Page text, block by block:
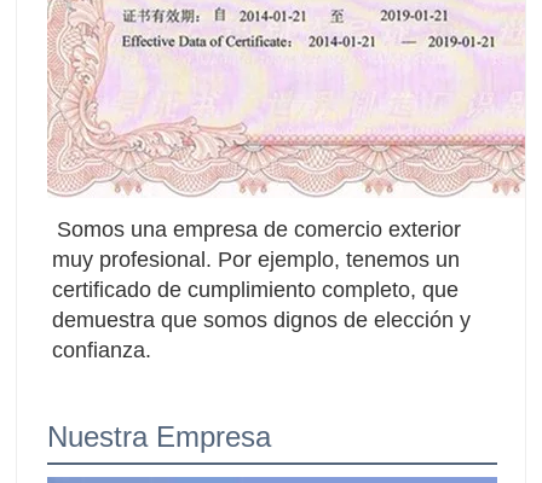
Somos una empresa de comercio exterior
muy profesional. Por ejemplo, tenemos un
certificado de cumplimiento completo, que
demuestra que somos dignos de elección y
confianza.
Nuestra Empresa